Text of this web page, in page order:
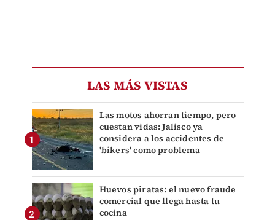
LAS MÁS VISTAS
Las motos ahorran tiempo, pero
cuestan vidas: Jalisco ya
considera a los accidentes de
'bikers' como problema
Huevos piratas: el nuevo fraude
comercial que llega hasta tu
cocina